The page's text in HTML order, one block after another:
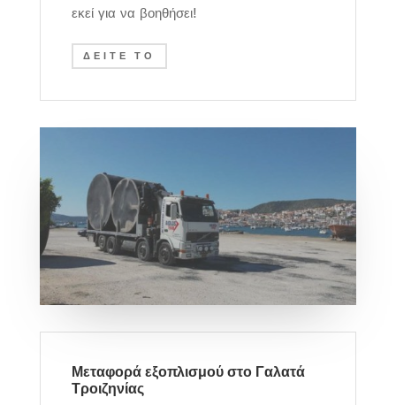
εκεί για να βοηθήσει!
ΔΕΙΤΕ ΤΟ
Μεταφορά εξοπλισμού στο Γαλατά
Τροιζηνίας